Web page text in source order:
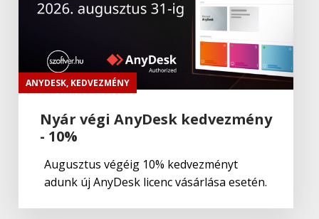
ANYDESK, KEDVEZMÉNY
Nyár végi AnyDesk kedvezmény
- 10%
Augusztus végéig 10% kedvezményt
adunk új AnyDesk licenc vásárlása esetén.